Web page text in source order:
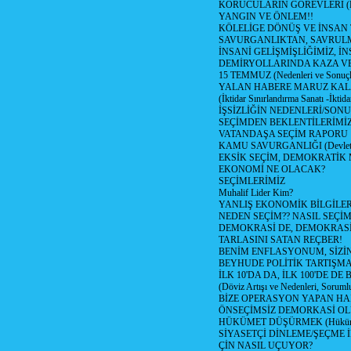
KORUCULARIN GÖREVLERİ
YANGIN VE ÖNLEM!!
KÖLELİGE DÖNÜŞ VE İNSAN
SAVURGANLIKTAN,
İNSANİ GELİŞMİŞLİĞİMİZ,
DEMİRYOLLARINDA KAZA
15 TEMMUZ (Nedenleri ve
YALAN HABERE MARUZ
(İktidar Sınırlandırma Sanatı -
İŞSİZLİĞİN NEDENLERİ/
SEÇİMDEN
VATANDAŞA SEÇİM RAPORU
KAMU SAVURGANLIĞI (Devlet
EKSİK SEÇİM, DEMOKRATİK
EKONOMİ NE OLACAK?
SEÇİMLERİMİZ
Muhalif Lider Kim?
YANLIŞ EKONOMİK
NEDEN SEÇİM?? NASIL
DEMOKRASİ DE,
TARLASINI SATAN REÇBER!
BENİM ENFLASYONUM,
BEYHUDE POLİTİK
İLK 10'DA DA, İLK 100'DE DE
(Döviz Artışı ve Nedenleri,
BİZE OPERASYON YAPAN
ÖNSEÇİMSİZ DEMORKASİ
HÜKÜMET DÜŞÜRMEK
SİYASETÇİ DİNLEME/ŞEÇME
ÇİN NASIL UÇUYOR?